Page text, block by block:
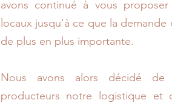
avons continué à vous
locaux jusqu'à ce que la
de plus en plus importante.
Nous avons alors décidé
producteurs notre logistique et